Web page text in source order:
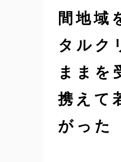
間地域
タルク
ままを
携えて
がった